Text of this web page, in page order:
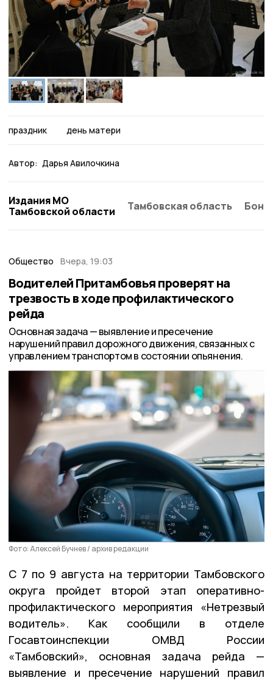
праздник день матери
Автор: Дарья Авилочкина
Издания МО
Тамбовской области
Тамбовская область
Общество Вчера, 19:03
Водителей Притамбовья проверят на
трезвость в ходе профилактического
рейда
Основная задача — выявление и пресечение
нарушений правил дорожного движения, связанных с
управлением транспортом в состоянии опьянения.
Фото: Алексей Бучнев / архив редакции
C 7 по 9 августа на территории Тамбовского
округа пройдет второй этап оперативно-
профилактического мероприятия «Нетрезвый
водитель». Как сообщили в отделе
Госавтоинспекции ОМВД России
«Тамбовский», основная задача рейда —
выявление и пресечение нарушений правил